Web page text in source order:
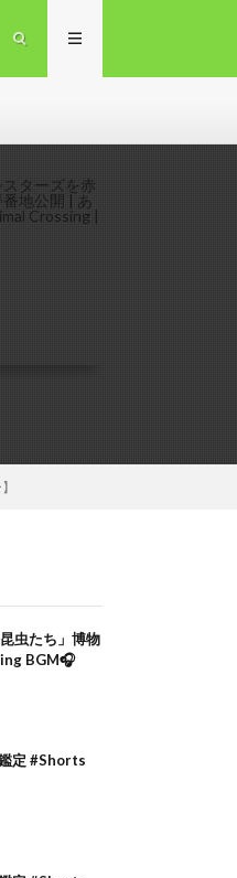
虫たち」博物
BGM🎧
定 #Shorts